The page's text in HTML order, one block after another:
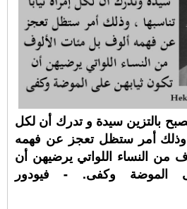
بالتزين سيدة و تدرك أن لكل
، وذلك أمر ستظل تعجز عن فهمه
من النساء اللواتي يرضيهن أن
الموضة وكفى. - فيودور